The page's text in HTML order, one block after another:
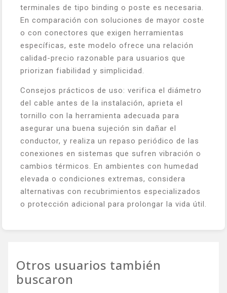
terminales de tipo binding o poste es necesaria.
En comparación con soluciones de mayor coste
o con conectores que exigen herramientas
específicas, este modelo ofrece una relación
calidad-precio razonable para usuarios que
priorizan fiabilidad y simplicidad.
Consejos prácticos de uso: verifica el diámetro
del cable antes de la instalación, aprieta el
tornillo con la herramienta adecuada para
asegurar una buena sujeción sin dañar el
conductor, y realiza un repaso periódico de las
conexiones en sistemas que sufren vibración o
cambios térmicos. En ambientes con humedad
elevada o condiciones extremas, considera
alternativas con recubrimientos especializados
o protección adicional para prolongar la vida útil.
Otros usuarios también
buscaron